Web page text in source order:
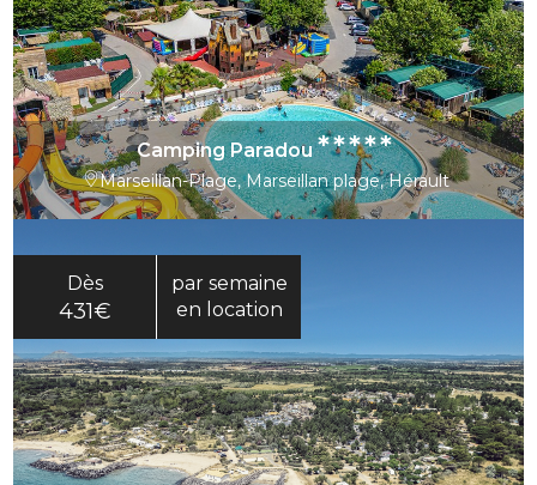
Camping Paradou*****
Marseillan-Plage, Marseillan plage, Hérault
Dès
431€
par semaine
en location